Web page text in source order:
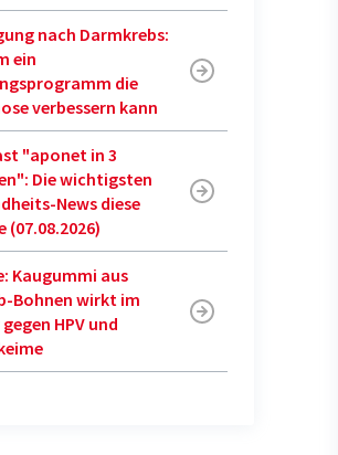
nach Darmkrebs:
ein
die
verbessern kann
"aponet in 3
Die wichtigsten
News diese
(07.08.2026)
Kaugummi aus
Bohnen wirkt im
HPV und